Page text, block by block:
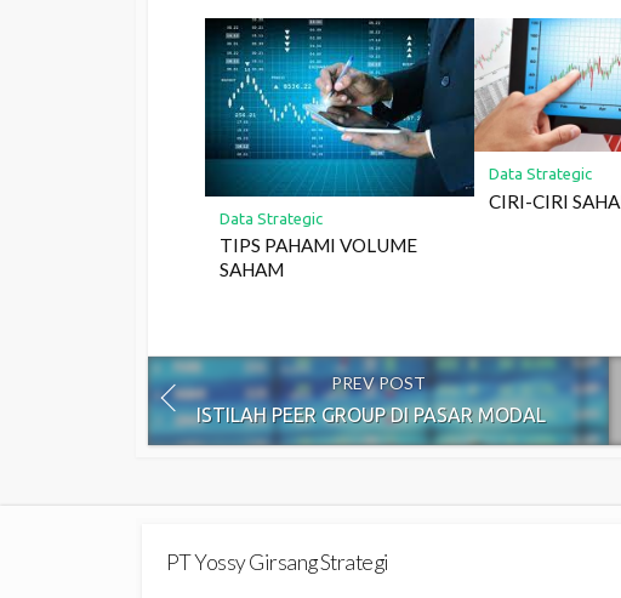
Data Strategic
TIPS PAHAMI VOLUME
SAHAM
Data Strategic
CIRI-CIRI
PREV POST
ISTILAH PEER GROUP DI PASAR MODAL
PT Yossy Girsang Strategi